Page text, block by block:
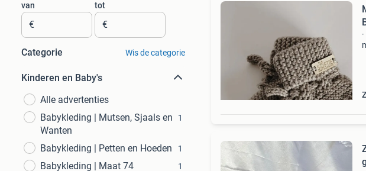
van
€
tot
€
Categorie Wis de categorie
Kinderen en Baby's
Alle advertenties
Babykleding | Mutsen, Sjaals en
Wanten
1
Babykleding | Petten en Hoeden 1
Babykleding | Maat 74 1